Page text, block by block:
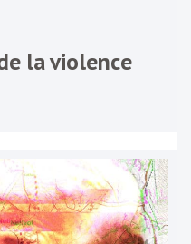
la violence